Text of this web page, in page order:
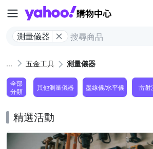
Yahoo購
測量儀器
五金工具 測量儀器
全部
分類
其他測量儀器 墨線儀/水平儀 雷射
精選活動